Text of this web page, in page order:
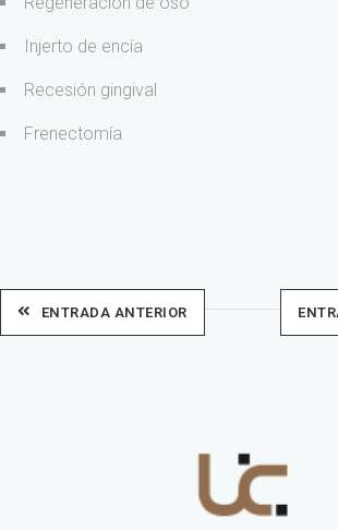
Injerto de encía
Recesión gingival
Frenectomía
ENTRADA ANTERIOR